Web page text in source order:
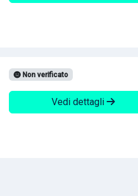
Non verificato
Vedi dettagli